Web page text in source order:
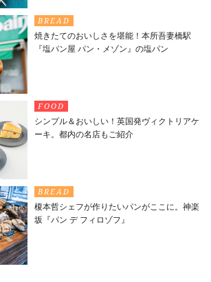
BREAD
焼きたてのおいしさを堪能！本所吾妻橋駅
『塩パン屋 パン・メゾン』の塩パン
FOOD
シンプル＆おいしい！英国発ヴィクトリアケ
ーキ。都内の名店もご紹介
BREAD
榎本哲シェフが作りたいパンがここに。神楽
坂『パン デ フィロゾフ』